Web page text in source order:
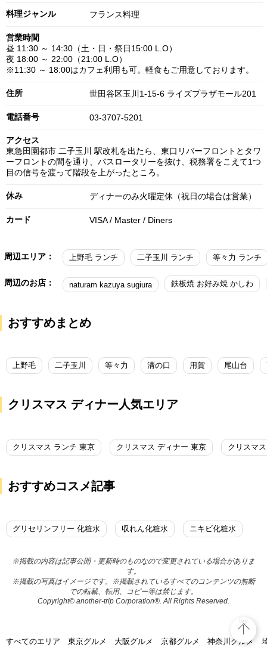
料理ジャンル フランス料理
営業時間
昼 11:30 ～ 14:30（土・日・祭日15:00 L.O）
夜 18:00 ～ 22:00（21:00 L.O）
※11:30 ～ 18:00はカフェ利用も可。軽食もご用意しております。
住所 世田谷区玉川1-15-6 ライズプラザモール201
電話番号 03-3707-5201
アクセス
東急田園都市 二子玉川 駅改札を出たら、東口リバーフロントとタワ
ーフロントの間を通り、バスロータリーを抜け、税務署をこえて1つ
目の信号を渡って階段を上がったところ。
休み ディナーのみ火曜定休（祝日の場合は営業）
カード VISA / Master / Diners
周辺エリア： 上野毛 ランチ 二子玉川 ランチ 等々力 ランチ
周辺のお店： naturam kazuya sugiura 鉄板焼 お好み焼 かしわ
おすすめまとめ
上野毛 二子玉川 等々力 溝の口 用賀 尾山台
クリスマス ディナー人気エリア
クリスマス ランチ 東京 クリスマス ディナー 東京 クリスマ
おすすめコスメ記事
グリセリンフリー 化粧水 収れん化粧水 ニキビ化粧水
top
※掲載の内容は記事公開・更新時のものなので変更されている場合がありま
す。
※掲載の写真はイメージです。※掲載されているすべてのコンテンツの無断
での転載、転用、コピー等は禁じます。
Copyright© another-trip Corporation®. All Rights Reserved.
すべてのエリア 東京グルメ 大阪グルメ 京都グルメ 神奈川グルメ